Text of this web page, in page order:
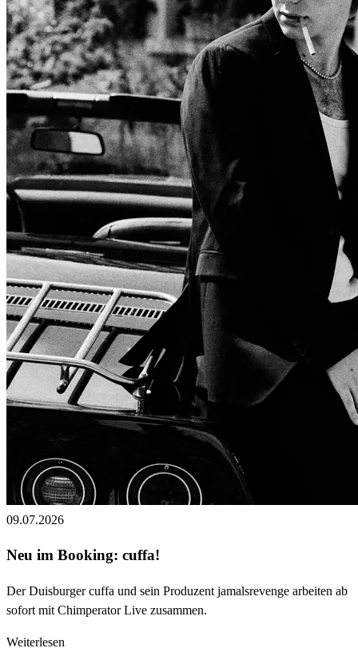
09.07.2026
Neu im Booking: cuffa!
Der Duisburger cuffa und sein Produzent jamalsrevenge arbeiten ab
sofort mit Chimperator Live zusammen.
Weiterlesen